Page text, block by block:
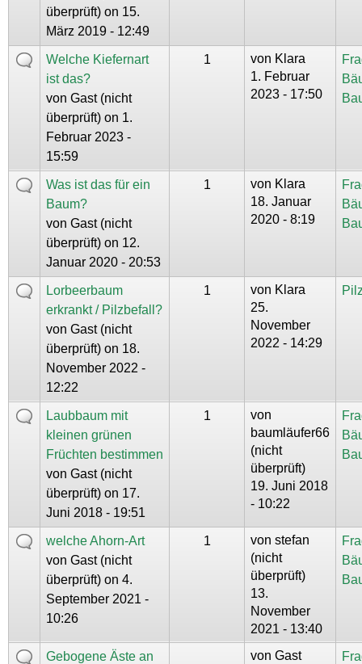
überprüft) on 15.
März 2019 - 12:49
Welche Kiefernart
ist das?
von Gast (nicht
überprüft) on 1.
Februar 2023 -
15:59
1 von Klara
1. Februar
2023 - 17:50
Was ist das für ein
Baum?
von Gast (nicht
überprüft) on 12.
Januar 2020 - 20:53
1 von Klara
18. Januar
2020 - 8:19
Lorbeerbaum
erkrankt / Pilzbefall?
von Gast (nicht
überprüft) on 18.
November 2022 -
12:22
1 von Klara
25.
November
2022 - 14:29
Laubbaum mit
kleinen grünen
Früchten bestimmen
von Gast (nicht
überprüft) on 17.
Juni 2018 - 19:51
1
von
baumläufer66
(nicht
überprüft)
19. Juni 2018
- 10:22
welche Ahorn-Art
von Gast (nicht
überprüft) on 4.
September 2021 -
10:26
1 von stefan
(nicht
überprüft)
13.
November
2021 - 13:40
Gebogene Äste an
von Gast